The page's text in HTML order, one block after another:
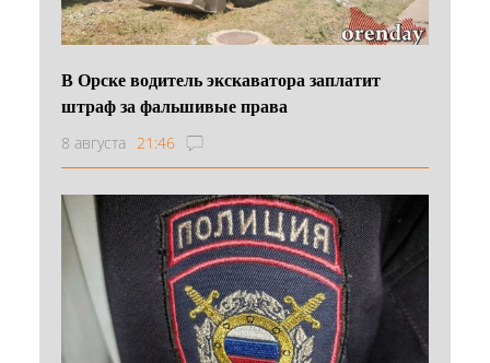
В Орске водитель экскаватора заплатит
штраф за фальшивые права
8 августа 21:46